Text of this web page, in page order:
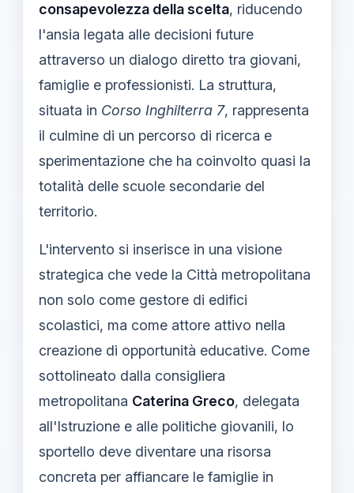
consapevolezza della scelta, riducendo
l'ansia legata alle decisioni future
attraverso un dialogo diretto tra giovani,
famiglie e professionisti. La struttura,
situata in Corso Inghilterra 7, rappresenta
il culmine di un percorso di ricerca e
sperimentazione che ha coinvolto quasi la
totalità delle scuole secondarie del
territorio.
L'intervento si inserisce in una visione
strategica che vede la Città metropolitana
non solo come gestore di edifici
scolastici, ma come attore attivo nella
creazione di opportunità educative. Come
sottolineato dalla consigliera
metropolitana Caterina Greco, delegata
all'Istruzione e alle politiche giovanili, lo
sportello deve diventare una risorsa
concreta per affiancare le famiglie in